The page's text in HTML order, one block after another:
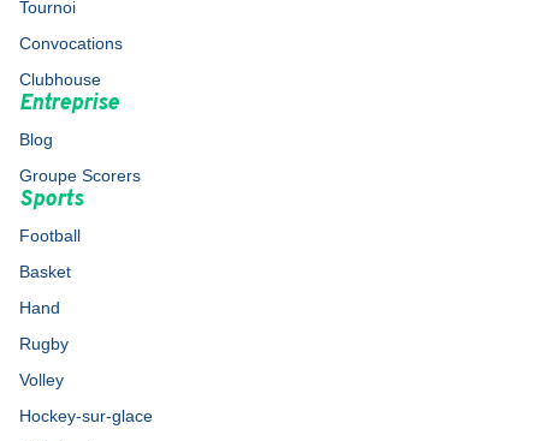
Tournoi
Convocations
Clubhouse
Entreprise
Blog
Groupe Scorers
Sports
Football
Basket
Hand
Rugby
Volley
Hockey-sur-glace